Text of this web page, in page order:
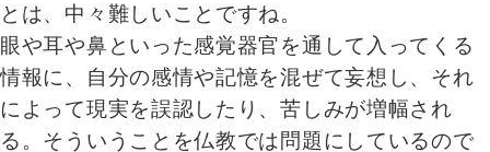
とは、中々難しいことですね。
眼や耳や鼻といった感覚器官を通して入ってくる
情報に、自分の感情や記憶を混ぜて妄想し、それ
によって現実を誤認したり、苦しみが増幅され
る。そういうことを仏教では問題にしているので